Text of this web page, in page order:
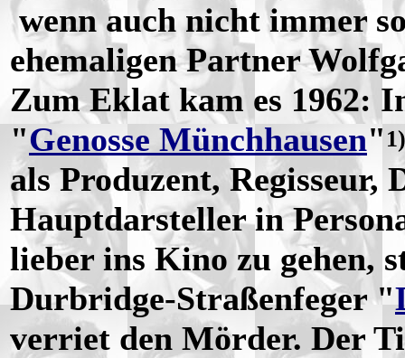
wenn auch nicht immer
ehemaligen Partner
Zum Eklat kam es 1962:
"Genosse Münchhausen" 1)
als Produzent, Regisseur,
Hauptdarsteller in
lieber ins Kino zu gehen,
Durbridge-Straßenfeger "
verriet den Mörder. Der